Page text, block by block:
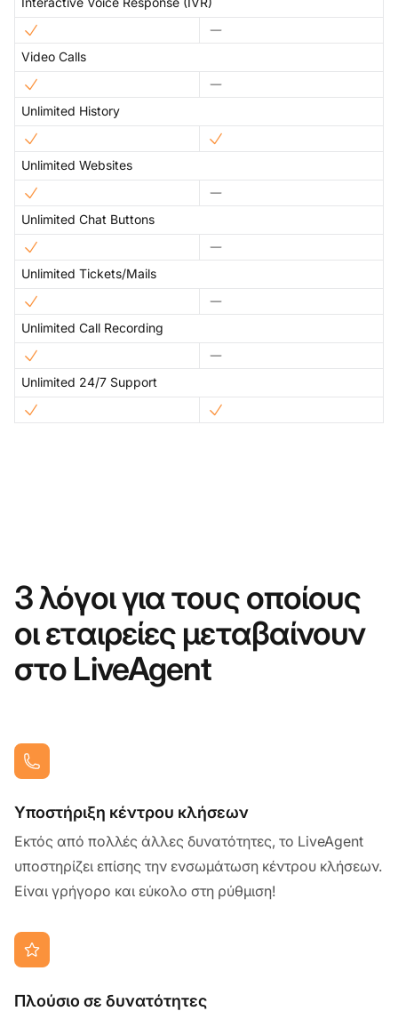
Video Calls
Unlimited History
Unlimited Websites
Unlimited Chat Buttons
Unlimited Tickets/Mails
Unlimited Call Recording
Unlimited 24/7 Support
3 λόγοι για τους οποίους
οι εταιρείες μεταβαίνουν
στο LiveAgent
Υποστήριξη κέντρου κλήσεων
Εκτός από πολλές άλλες δυνατότητες, το LiveAgent
υποστηρίζει επίσης την ενσωμάτωση κέντρου κλήσεων.
Είναι γρήγορο και εύκολο στη ρύθμιση!
Πλούσιο σε δυνατότητες